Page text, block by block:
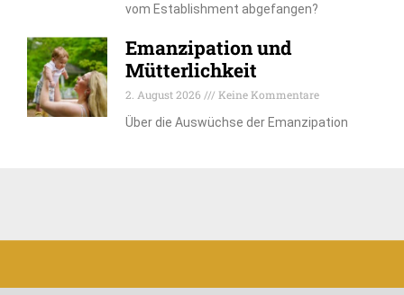
vom Establishment abgefangen?
Emanzipation und
Mütterlichkeit
2. August 2026
Keine Kommentare
Über die Auswüchse der Emanzipation